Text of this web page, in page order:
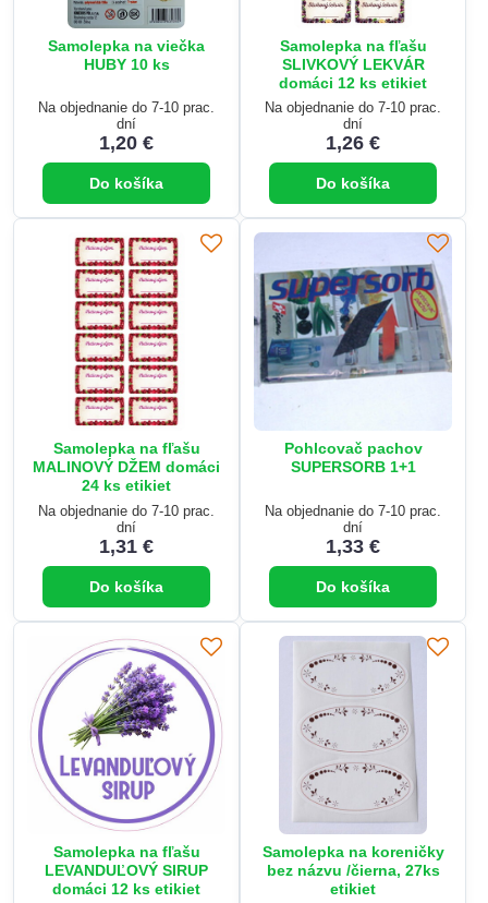
Samolepka na viečka
HUBY 10 ks
Na objednanie do 7-10 prac.
dní
1,20 €
Do košíka
Samolepka na fľašu
SLIVKOVÝ LEKVÁR
domáci 12 ks etikiet
Na objednanie do 7-10 prac.
dní
1,26 €
Do košíka
Samolepka na fľašu
MALINOVÝ DŽEM domáci
24 ks etikiet
Na objednanie do 7-10 prac.
dní
1,31 €
Do košíka
Pohlcovač pachov
SUPERSORB 1+1
Na objednanie do 7-10 prac.
dní
1,33 €
Do košíka
Samolepka na fľašu
LEVANDUĽOVÝ SIRUP
domáci 12 ks etikiet
Samolepka na koreničky
bez názvu /čierna, 27ks
etikiet